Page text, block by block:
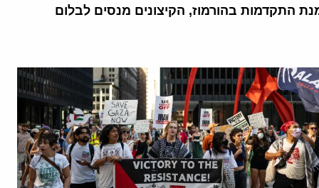
התקדמות בהורמוז, הקיצונים מנסים לבלום